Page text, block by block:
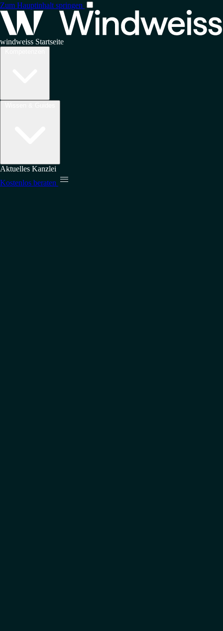
Zum Hauptinhalt springen
windweiss Startseite
Aktuelles Kanzlei
Kostenlos beraten 